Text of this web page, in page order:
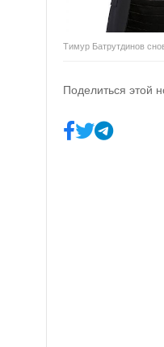
Тимур Батрутдинов
Поделиться этой